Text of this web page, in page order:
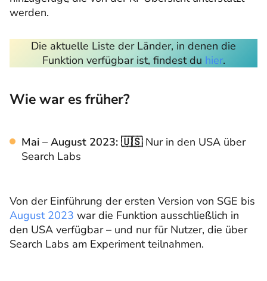
werden.
Die aktuelle Liste der Länder, in denen die
Funktion verfügbar ist, findest du hier.
Wie war es früher?
Mai – August 2023: 🇺🇸Nur in den USA über
Search Labs
Von der Einführung der ersten Version von SGE bis
August 2023 war die Funktion ausschließlich in
den USA verfügbar – und nur für Nutzer, die über
Search Labs am Experiment teilnahmen.